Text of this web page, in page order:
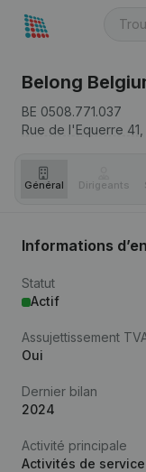
Belong
BE 0508.771.037
Rue de l'Equerre 41,
Général Dirigeants
Informations
Statut
Actif
Assujettissement
Oui
Dernier bilan
2024
Activité principale
Activités de